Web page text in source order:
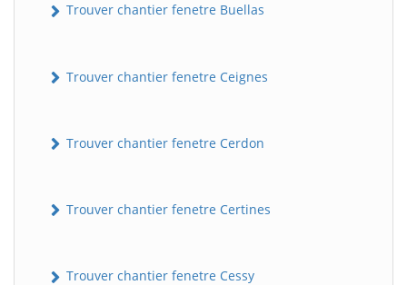
Trouver chantier fenetre Buellas
Trouver chantier fenetre Ceignes
Trouver chantier fenetre Cerdon
Trouver chantier fenetre Certines
Trouver chantier fenetre Cessy